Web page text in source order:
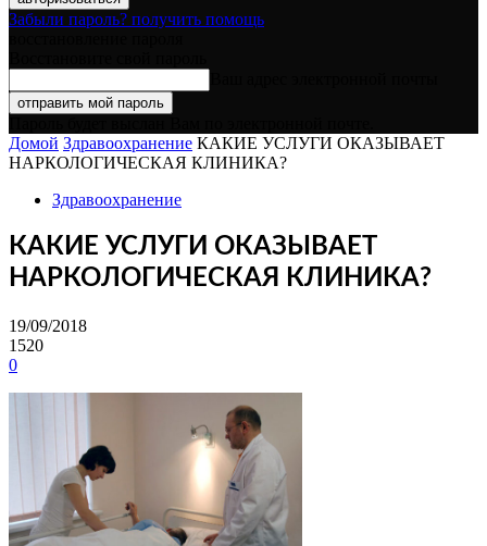
Забыли пароль? получить помощь
Домой Здравоохранение КАКИЕ УСЛУГИ ОКАЗЫВАЕТ
НАРКОЛОГИЧЕСКАЯ КЛИНИКА?
Здравоохранение
КАКИЕ УСЛУГИ ОКАЗЫВАЕТ
НАРКОЛОГИЧЕСКАЯ КЛИНИКА?
19/09/2018
1520
0